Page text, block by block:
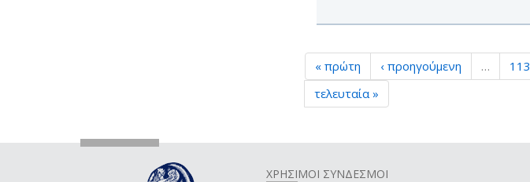
« πρώτη ‹ προηγούμενη … 113
τελευταία »
ΧΡΗΣΙΜΟΙ ΣΥΝΔΕΣΜΟΙ